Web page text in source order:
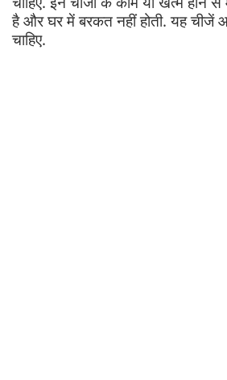
है और घर में बरकत नहीं होती. यह चीजें
चाहिए.